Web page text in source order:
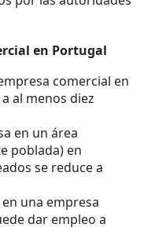
en Portugal
comercial en
al menos diez
en un área
poblada) en
se reduce a
una empresa
dar empleo a